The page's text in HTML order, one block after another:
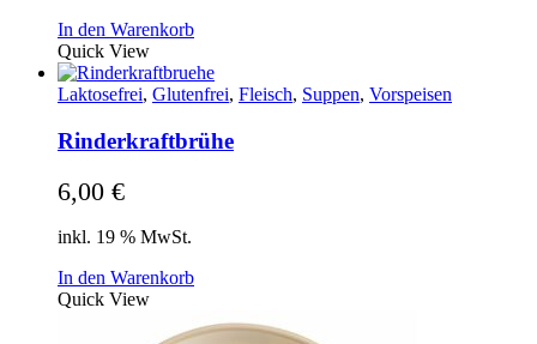
In den Warenkorb
Quick View
Laktosefrei, Glutenfrei, Fleisch, Suppen, Vorspeisen
Rinderkraftbrühe
6,00 €
inkl. 19 % MwSt.
In den Warenkorb
Quick View